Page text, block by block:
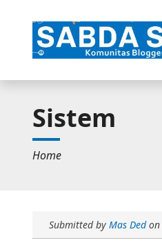
Sistem
Home
Submitted by Mas Dedon